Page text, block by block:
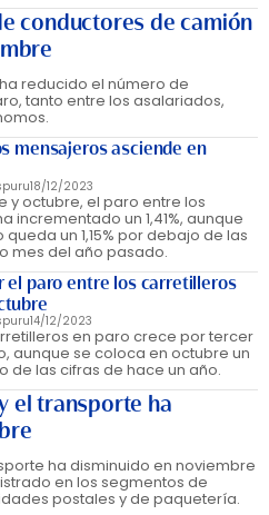
conductores de camión
reducido el número de
tanto entre los asalariados,
mensajeros asciende en
18/12/2023
y octubre, el paro entre los
incrementado un 1,41%, aunque
un 1,15% por debajo de las
mes del año pasado.
el paro entre los carretilleros
14/12/2023
en paro crece por tercer
aunque se coloca en octubre un
de las cifras de hace un año.
el transporte ha
ha disminuido en noviembre
en los segmentos de
postales y de paquetería.